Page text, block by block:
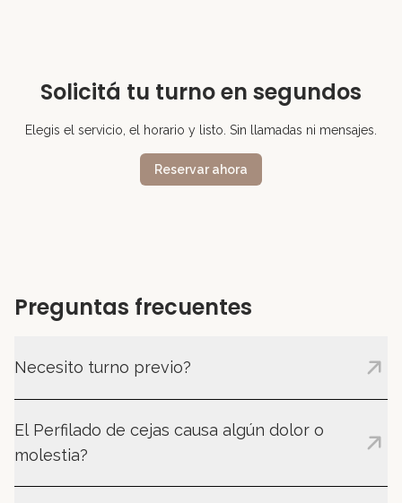
Solicitá tu turno en segundos
Elegis el servicio, el horario y listo. Sin llamadas ni mensajes.
Reservar ahora
Preguntas frecuentes
Necesito turno previo?
brindar una atención personalizada y cuidada. Los
turnos pueden reservarse de forma online o a través de
El Perfilado de cejas causa algún dolor o
molestia?